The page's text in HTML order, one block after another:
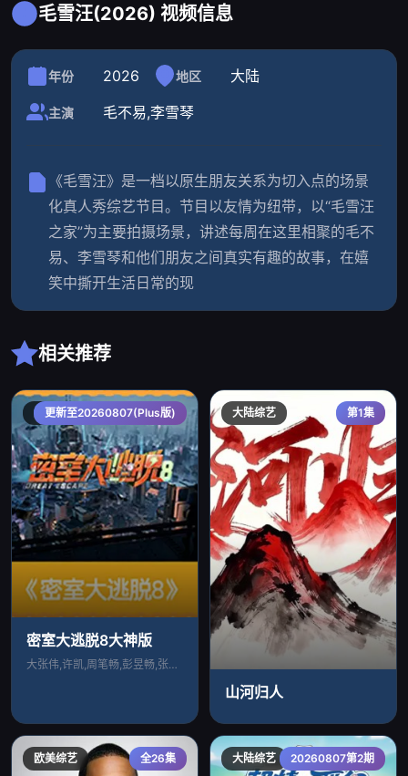
毛雪汪(2026) 视频信息
年份 2026 地区 大陆
主演 毛不易,李雪琴
《毛雪汪》是一档以原生朋友关系为切入点的场景
化真人秀综艺节目。节目以友情为纽带，以“毛雪汪
之家”为主要拍摄场景，讲述每周在这里相聚的毛不
易、李雪琴和他们朋友之间真实有趣的故事，在嬉
笑中撕开生活日常的现
相关推荐
大陆综艺
更新至20260807(Plus版)
密室大逃脱8大神版
大张伟,许凯,周笔畅,彭昱畅,张真源
大陆综艺 第1集
山河归人
欧美综艺 全26集 大陆综艺 20260807第2期